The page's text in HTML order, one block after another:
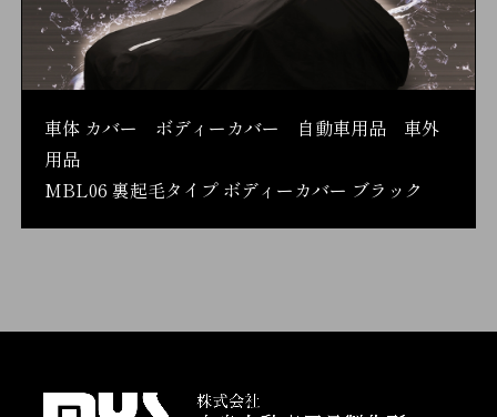
車体 カバー ボディーカバー 自動車用品 車外
用品
MBL06 裏起毛タイプ ボディーカバー ブラック